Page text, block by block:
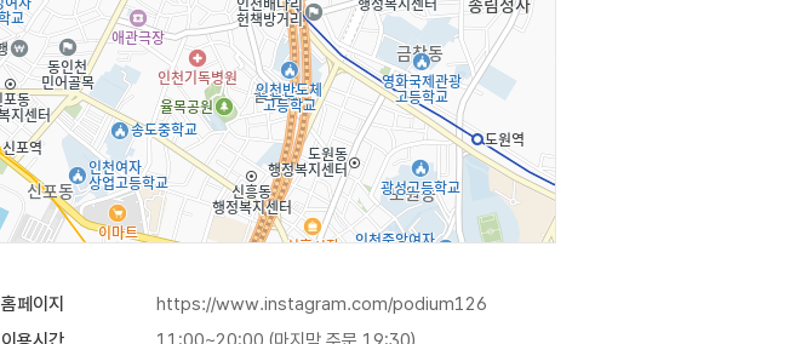
홈페이지
https://www.instagram.com/podium126